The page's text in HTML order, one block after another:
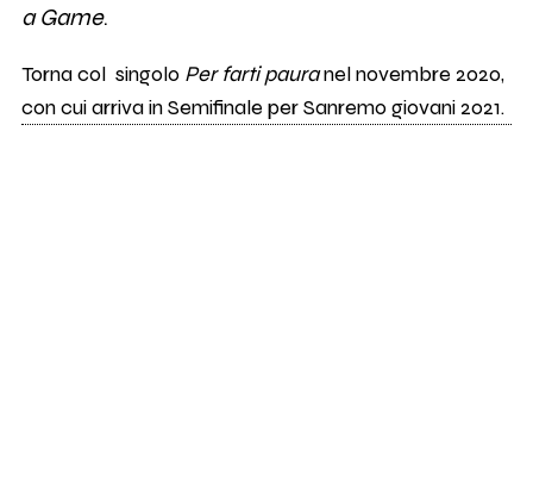
a Game.
Torna col singolo Per farti pauranel novembre 2020,
con cui arriva in Semifinale per Sanremo giovani 2021.